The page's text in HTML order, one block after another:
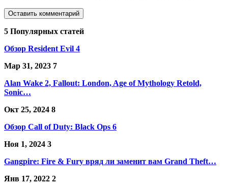
5 Популярных статей
Обзор Resident Evil 4
Мар 31, 2023 7
Alan Wake 2, Fallout: London, Age of Mythology Retold,
Sonic…
Окт 25, 2024 8
Обзор Call of Duty: Black Ops 6
Ноя 1, 2024 3
Gangpire: Fire & Fury вряд ли заменит вам Grand Theft…
Янв 17, 2022 2